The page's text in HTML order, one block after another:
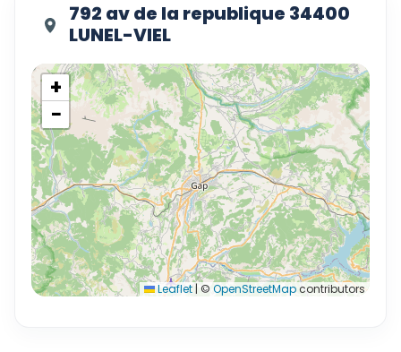
792 av de la republique 34400
LUNEL-VIEL
+
−
Leaflet | © OpenStreetMapcontributors